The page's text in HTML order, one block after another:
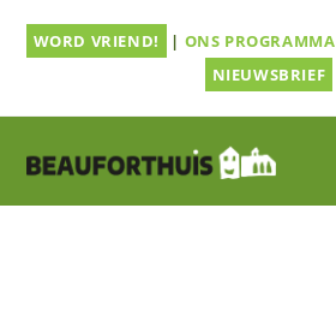
naarWORD VRIEND! | ONS PROGRAMMA
NIEUWSBRIEF